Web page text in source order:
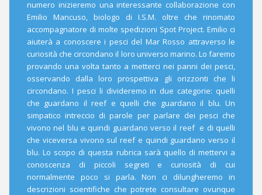
numero inizieremo una interessante collaborazione con
Emilio Mancuso, biologo di I.S.M. oltre che rinomato
accompagnatore di molte spedizioni Spot Project. Emilio ci
aiuterà a conoscere i pesci del Mar Rosso attraverso le
curiosità che circondano il loro universo marino. Lo faremo
provando una volta tanto a metterci nei panni dei pesci,
osservando dalla loro prospettiva gli orizzonti che li
circondano. I pesci li divideremo in due categorie: quelli
che guardano il reef e quelli che guardano il blu. Un
simpatico intreccio di parole per parlare dei pesci che
vivono nel blu e quindi guardano verso il reef e di quelli
che viceversa vivono sul reef e quindi guardano verso il
blu. Lo scopo di questa rubrica sarà quello di mettervi a
conoscenza di piccoli segreti e curiosità di cui
normalmente poco si parla. Non ci dilungheremo in
descrizioni scientifiche che potrete consultare ovunque